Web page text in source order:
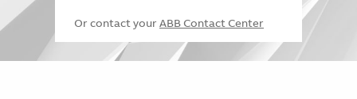
Or contact your ABB Contact Center